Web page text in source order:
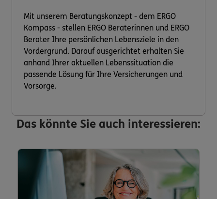
Mit unserem Beratungskonzept - dem ERGO
Kompass - stellen ERGO Beraterinnen und ERGO
Berater Ihre persönlichen Lebensziele in den
Vordergrund. Darauf ausgerichtet erhalten Sie
anhand Ihrer aktuellen Lebenssituation die
passende Lösung für Ihre Versicherungen und
Vorsorge.
Das könnte Sie auch interessieren: